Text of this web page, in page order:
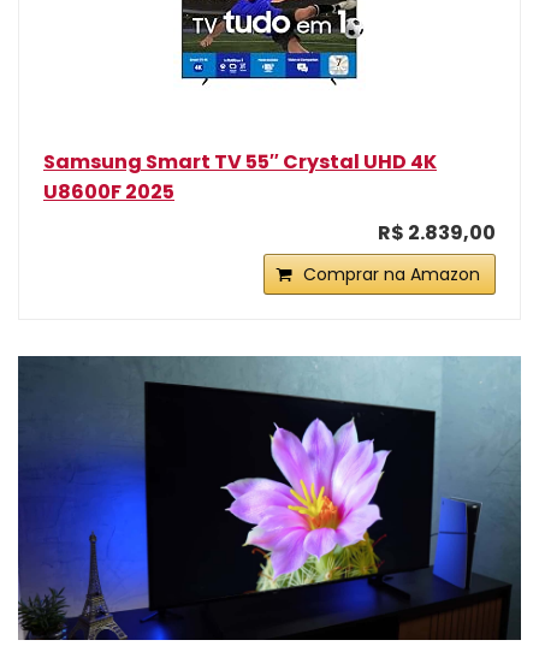
Samsung Smart TV 55″ Crystal UHD 4K
U8600F 2025
R$ 2.839,00
Comprar na Amazon